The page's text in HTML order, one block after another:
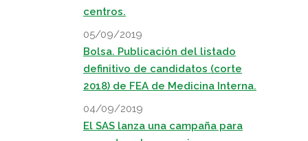
centros.
05/09/2019
Bolsa. Publicación del listado
definitivo de candidatos (corte
2018) de FEA de Medicina Interna.
04/09/2019
El SAS lanza una campaña para